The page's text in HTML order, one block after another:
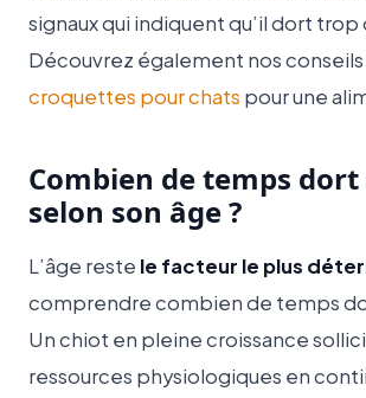
signaux qui indiquent qu’il dort trop
Découvrez également nos conseils
croquettes pour chats pour une
Combien de temps
selon son âge ?
L’âge reste le facteur le plus
comprendre combien de temps
Un chiot en pleine croissance
ressources physiologiques en